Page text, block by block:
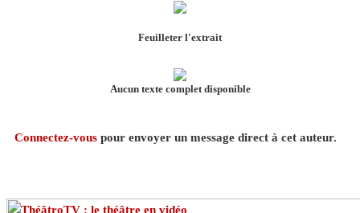
Feuilleter l'extrait
Aucun texte complet disponible
Connectez-vous pour envoyer un message direct à cet auteur.